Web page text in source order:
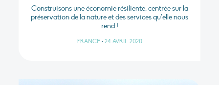
Construisons une économie résiliente, centrée sur la
préservation de la nature et des services qu’elle nous
rend !
FRANCE • 24 AVRIL 2020